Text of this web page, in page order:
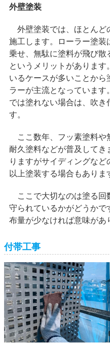
外壁塗装
外壁塗装では、ほとんど
施工します。ローラー塗
乗せ、無駄に塗料が飛び
というメリットがありま
いるケースが多いことか
ラーが主流となっていま
では塗れない場合は、吹き
す。
ここ数年、フッ素塗料や
耐久塗料などが普及して
りますがサイディングな
以上塗装する場合もありま
ここで大切なのは塗る回
守られているかがどうか
布量が少なければ意味があ
付帯工事